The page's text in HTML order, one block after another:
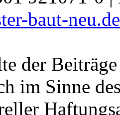
baut-neu.de
der
im Sinne